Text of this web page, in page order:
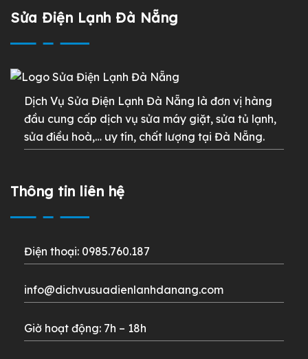
Sửa Điện Lạnh Đà Nẵng
Dịch Vụ Sửa Điện Lạnh Đà Nẵng là đơn vị hàng
đầu cung cấp dịch vụ sửa máy giặt, sửa tủ lạnh,
sửa điều hoà,… uy tín, chất lượng tại Đà Nẵng.
Thông tin liên hệ
Điện thoại: 0985.760.187
info@dichvusuadienlanhdanang.com
Giờ hoạt động: 7h – 18h